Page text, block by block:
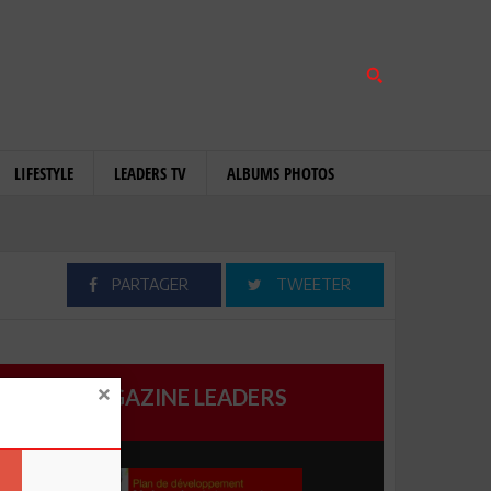
LIFESTYLE LEADERS TV ALBUMS PHOTOS
PARTAGER TWEETER
MAGAZINE LEADERS